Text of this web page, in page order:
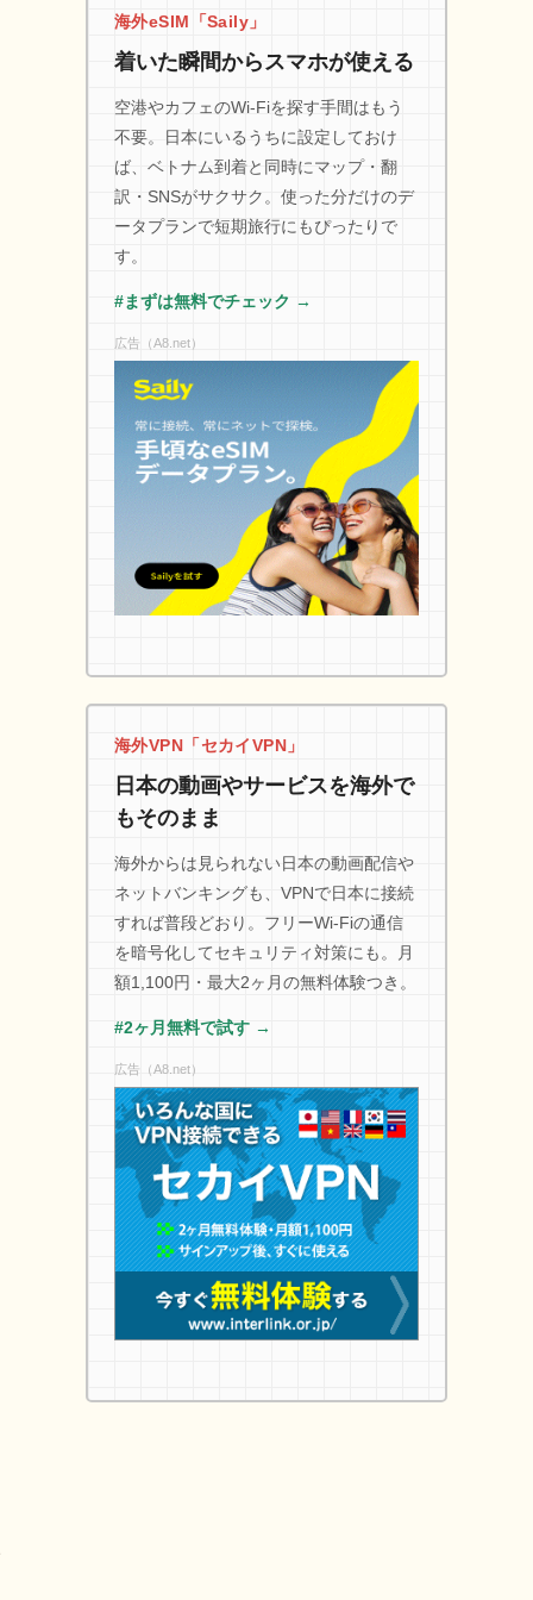
海外eSIM「Saily」
着いた瞬間からスマホが使える
空港やカフェのWi-Fiを探す手間はもう
不要。日本にいるうちに設定しておけ
ば、ベトナム到着と同時にマップ・翻
訳・SNSがサクサク。使った分だけのデ
ータプランで短期旅行にもぴったりで
す。
#まずは無料でチェック →
広告（A8.net）
海外VPN「セカイVPN」
日本の動画やサービスを海外で
もそのまま
海外からは見られない日本の動画配信や
ネットバンキングも、VPNで日本に接続
すれば普段どおり。フリーWi-Fiの通信
を暗号化してセキュリティ対策にも。月
額1,100円・最大2ヶ月の無料体験つき。
#2ヶ月無料で試す →
広告（A8.net）